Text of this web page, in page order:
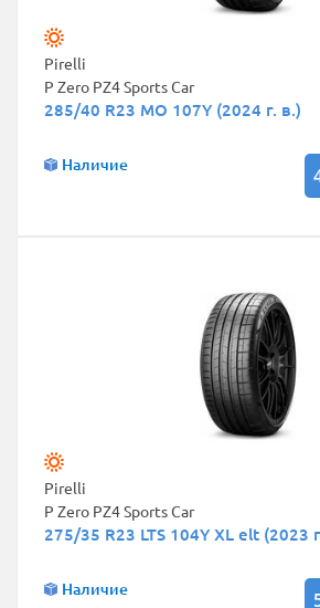
Pirelli
P Zero PZ4 Sports Car
285/40 R23 MO 107Y (2024 г. в.)
Наличие
Pirelli
P Zero PZ4 Sports Car
275/35 R23 LTS 104Y XL elt (2023
Наличие